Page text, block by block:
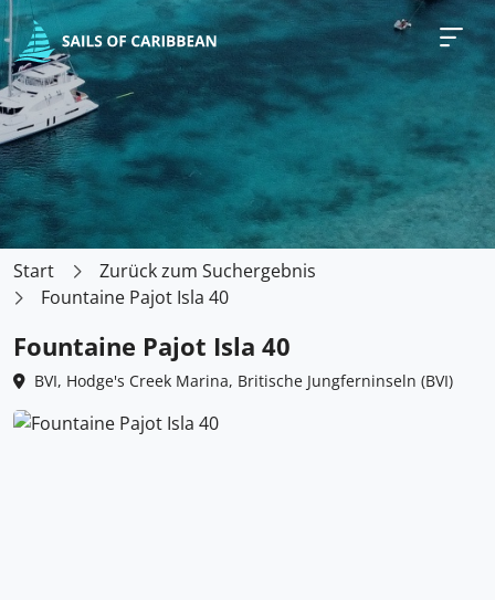
Start
Zurück zum Suchergebnis
Fountaine Pajot Isla 40
Fountaine Pajot Isla 40
BVI, Hodge's Creek Marina, Britische Jungferninseln (BVI)